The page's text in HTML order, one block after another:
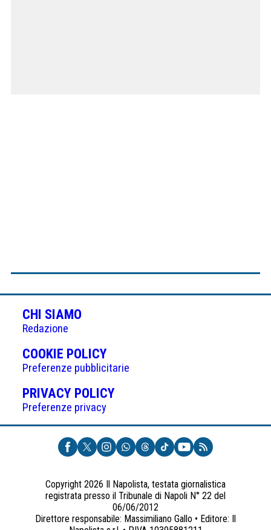
CHI SIAMO
Redazione
COOKIE POLICY(APRE
IN
UNA
NUOVA
Preferenze pubblicitarie
PRIVACY POLICY(APRE
UNA
NUOVA
SCHEDA)
Preferenze privacy
Copyright 2026 Il Napolista, testata giornalistica
registrata presso il Tribunale di Napoli N° 22 del
06/06/2012
Direttore responsabile: Massimiliano Gallo • Editore: Il